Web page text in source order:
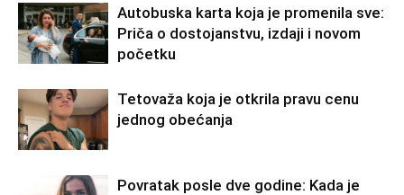
Autobuska karta koja je promenila sve:
Priča o dostojanstvu, izdaji i novom
početku
Tetovaža koja je otkrila pravu cenu
jednog obećanja
Povratak posle dve godine: Kada je